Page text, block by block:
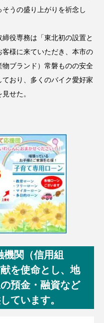
うの盛り上がりを祈念し
役専務は「東北初の設置と
様に来ていただき、本市の
ブランド）常磐ものの安全
おり、多くのバイク愛好家
せた。
関（信用組
を使命とし、地
預金・融資など
ています。